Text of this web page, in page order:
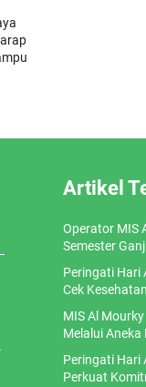
Artikel
Operator MIS
Semester
Peringati Hari
Cek
MIS Al
Melalui
Peringati Hari
Perkuat